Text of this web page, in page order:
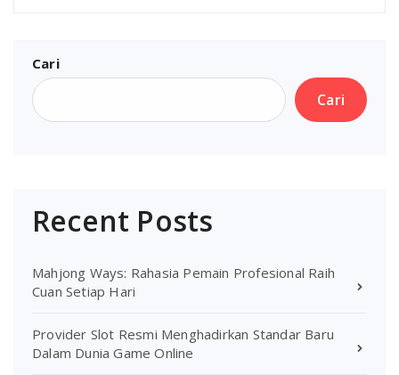
Cari
Cari
Recent Posts
Mahjong Ways: Rahasia Pemain Profesional Raih
Cuan Setiap Hari
Provider Slot Resmi Menghadirkan Standar Baru
Dalam Dunia Game Online